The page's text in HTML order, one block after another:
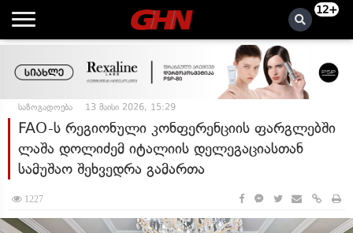
12+
საზოგადოება 13 მაისი 2026, 15:29
FAO-ს რეგიონული კონფერენციის ფარგლებში
ლაშა დოლიძემ იტალიის დელეგაციასთან
სამუშაო შეხვედრა გამართა
1227